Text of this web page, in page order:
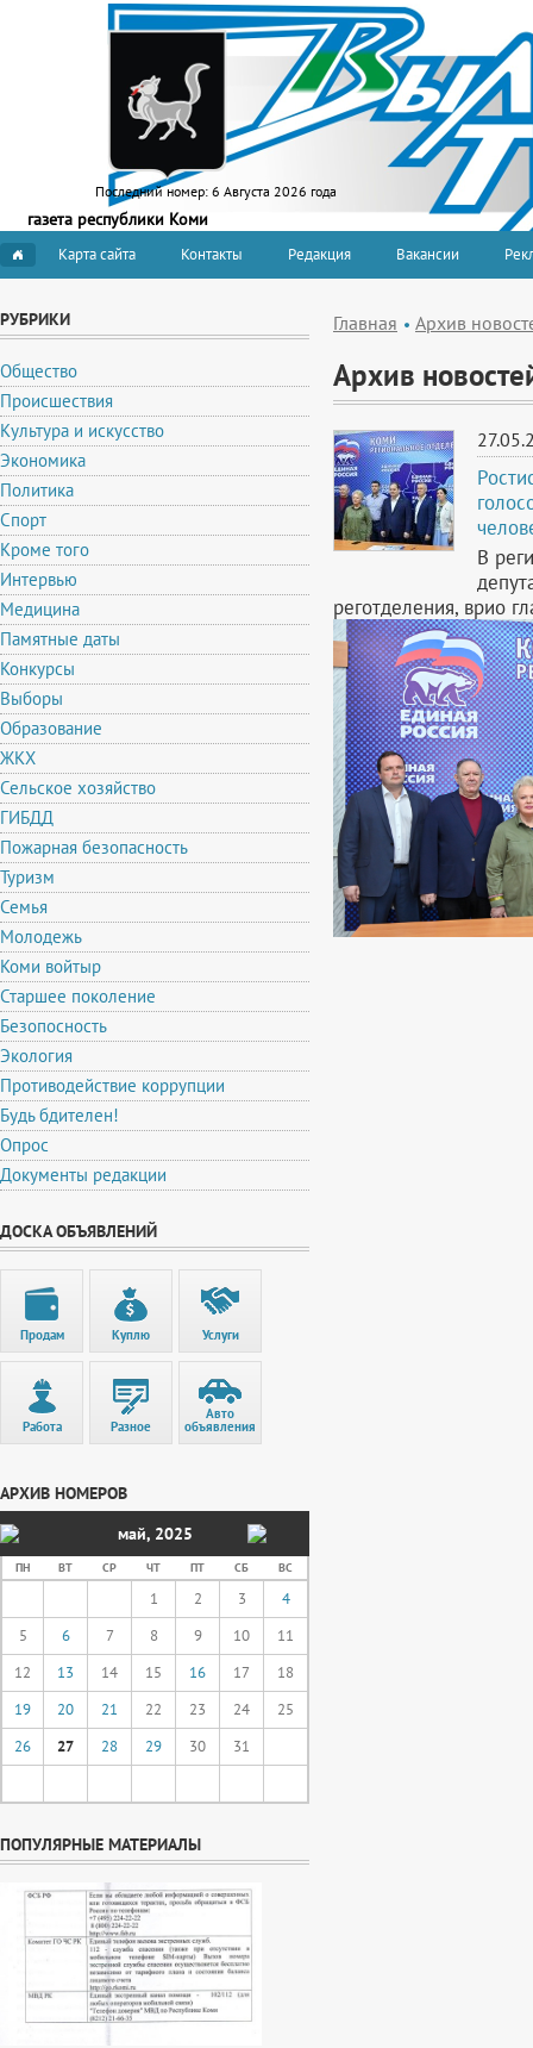
Последний номер: 6 Августа 2026 года
газета республики Коми
Карта сайта Контакты Редакция Вакансии
РУБРИКИ
Общество
Происшествия
Культура и искусство
Экономика
Политика
Спорт
Кроме того
Интервью
Медицина
Памятные даты
Конкурсы
Выборы
Образование
ЖКХ
Сельское хозяйство
ГИБДД
Пожарная безопасность
Туризм
Семья
Молодежь
Коми войтыр
Старшее поколение
Безопосность
Экология
Противодействие коррупции
Будь бдителен!
Опрос
Документы редакции
ДОСКА ОБЪЯВЛЕНИЙ
Продам Куплю Услуги
Работа Разное
Авто
объявления
АРХИВ НОМЕРОВ
май, 2025
ПН ВТ СР ЧТ ПТ СБ ВС
1 2 3
4
5
6 7 8 9 10
11
12
13 14 15 16 17
18
19
20 21 22 23 24
25
26
27 28 29 30 31
ПОПУЛЯРНЫЕ МАТЕРИАЛЫ
Главная Архив
Архив
В
реготделения, врио